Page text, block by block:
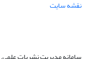
نقشه سایت